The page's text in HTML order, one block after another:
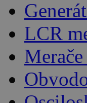
LCR